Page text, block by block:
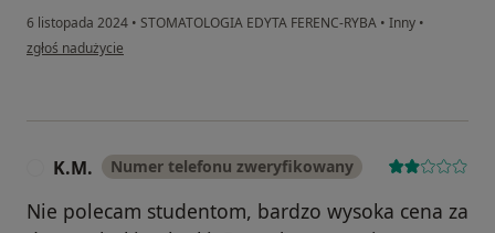
6 listopada 2024 • STOMATOLOGIA EDYTA FERENC-RYBA • Inny •
w opinii użytkownika Aneta
zgłoś nadużycie
K.M. Numer telefonu zweryfikowany
Nie polecam studentom, bardzo wysoka cena za